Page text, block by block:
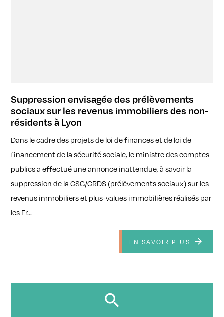
Suppression envisagée des prélèvements
sociaux sur les revenus immobiliers des non-
résidents à Lyon
Dans le cadre des projets de loi de finances et de loi de
financement de la sécurité sociale, le ministre des comptes
publics a effectué une annonce inattendue, à savoir la
suppression de la CSG/CRDS (prélèvements sociaux) sur les
revenus immobiliers et plus-values immobilières réalisés par
les Fr...
EN SAVOIR PLUS